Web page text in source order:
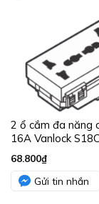
2 ổ cắm đa năng
16A Vanlock
68.800₫
Gửi tin nhắn